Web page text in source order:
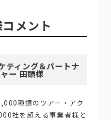
メント
ティング＆パートナ
ー 田頭様
種類のツアー・アク
社を超える事業者様と